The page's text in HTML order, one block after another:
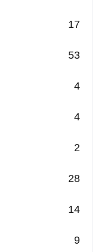
17
53
4
4
2
28
14
9